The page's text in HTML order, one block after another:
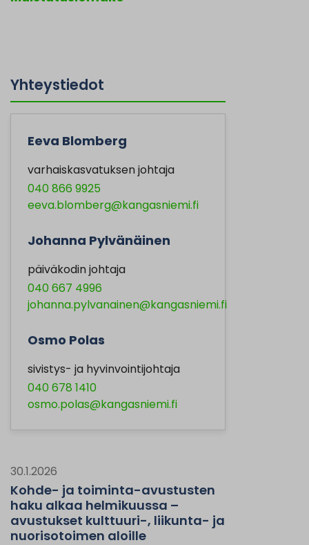
Yhteystiedot
Eeva Blomberg
varhaiskasvatuksen johtaja
040 866 9925
eeva.blomberg@kangasniemi.fi
Johanna Pylvänäinen
päiväkodin johtaja
040 667 4996
johanna.pylvanainen@kangasniemi.fi
Osmo Polas
sivistys- ja hyvinvointijohtaja
040 678 1410
osmo.polas@kangasniemi.fi
30.1.2026
Kohde- ja toiminta-avustusten
haku alkaa helmikuussa –
avustukset kulttuuri-, liikunta- ja
nuorisotoimen aloille